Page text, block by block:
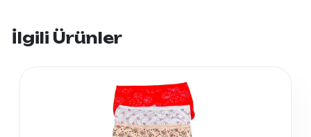
İlgili Ürünler